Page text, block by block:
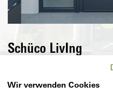
Schüco LivIng
Una puerta de
contribuye al ahorro
Wir verwenden Cookies